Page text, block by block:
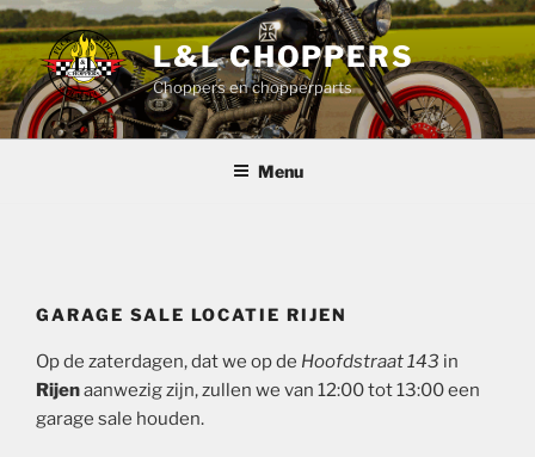
Ga
naar
de
inhoud
L&L CHOPPERS
Choppers en chopperparts
Menu
GARAGE SALE LOCATIE RIJEN
Op de zaterdagen, dat we op de Hoofdstraat 143 in
Rijenaanwezig zijn, zullen we van 12:00 tot 13:00 een
garage sale houden.